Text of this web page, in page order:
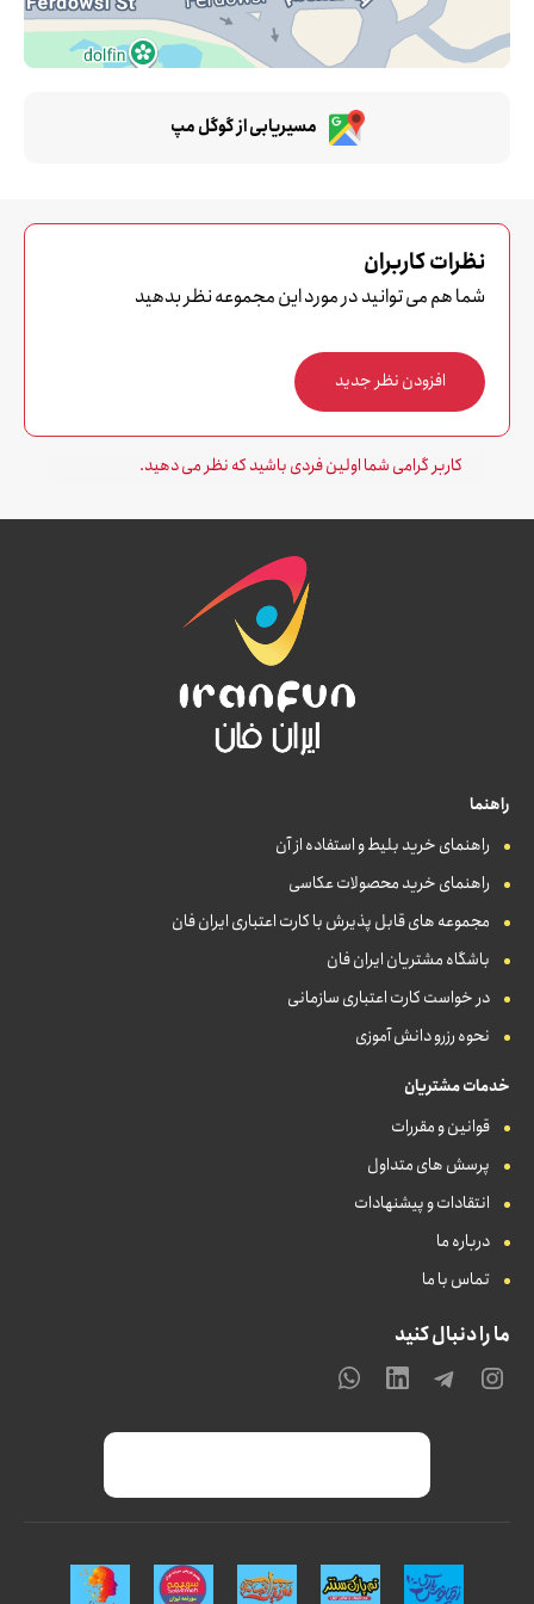
مسیریابی از گوگل مپ
نظرات کاربران
شما هم می توانید در مورد این مجموعه نظر بدهید
افزودن نظر جدید
کاربر گرامی شما اولین فردی باشید که نظر می دهید.
راهنما
راهنمای خرید بلیط و استفاده از آن
راهنمای خرید محصولات عکاسی
مجموعه های قابل پذیرش با کارت اعتباری ایران فان
باشگاه مشتریان ایران فان
در خواست کارت اعتباری سازمانی
نحوه رزرو دانش آموزی
خدمات مشتریان
قوانین و مقررات
پرسش های متداول
انتقادات و پیشنهادات
درباره ما
تماس با ما
ما را دنبال کنید